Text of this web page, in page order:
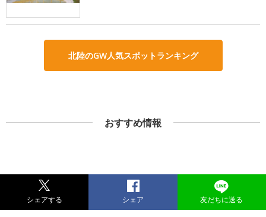
北陸のGW人気スポットランキング
おすすめ情報
シェアする シェア 友だちに送る